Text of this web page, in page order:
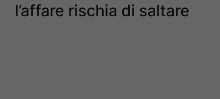
l’affare rischia di saltare